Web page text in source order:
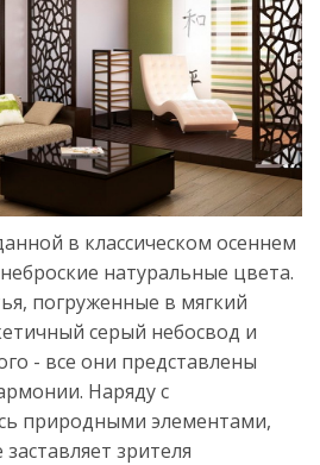
в классическом осеннем
натуральные цвета.
погруженные в мягкий
серый небосвод и
- все они представлены
Наряду с
природными элементами,
зрителя